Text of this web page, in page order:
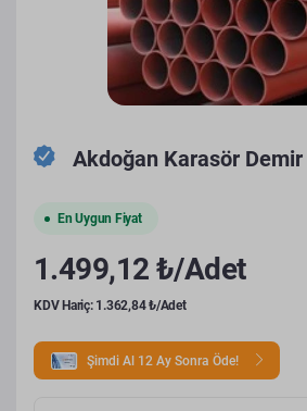
Akdoğan Karasör Demir
En Uygun Fiyat
1.499,12 ₺/Adet
KDV Hariç: 1.362,84 ₺/Adet
Şimdi Al 12 Ay Sonra Öde!